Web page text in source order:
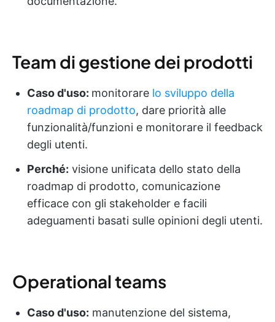
Team di gestione dei prodotti
Caso d'uso: monitorare lo sviluppo della
roadmap di prodotto, dare priorità alle
funzionalità/funzioni e monitorare il feedback
degli utenti.
Perché: visione unificata dello stato della
roadmap di prodotto, comunicazione
efficace con gli stakeholder e facili
adeguamenti basati sulle opinioni degli utenti.
Operational teams
Caso d'uso: manutenzione del sistema,